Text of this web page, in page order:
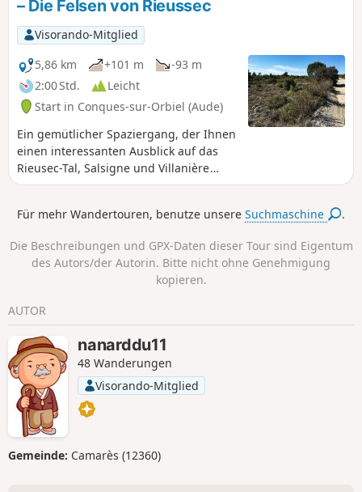
Grundstücke abzugrenzen und nachts
als Einfriedungen für Herden zu dienen.
– Die Felsen von Rieussec
Visorando-Mitglied
5,86 km
+101 m
-93 m
2:00 Std.
Leicht
Start in Conques-sur-Orbiel (Aude)
Ein gemütlicher Spaziergang, der Ihnen
einen interessanten Ausblick auf das
Rieusec-Tal, Salsigne und Villanière
sowie auf der anderen Seite auf das
Für mehr Wandertouren, benutze unsereSuchmaschine .
Die Beschreibungen und GPX-Daten dieser Tour sind Eigentum
des Autors/der Autorin. Bitte nicht ohne Genehmigung
kopieren.
AUTOR
nanarddu11
48 Wanderungen
Visorando-Mitglied
Gemeinde: Camarès (12360)